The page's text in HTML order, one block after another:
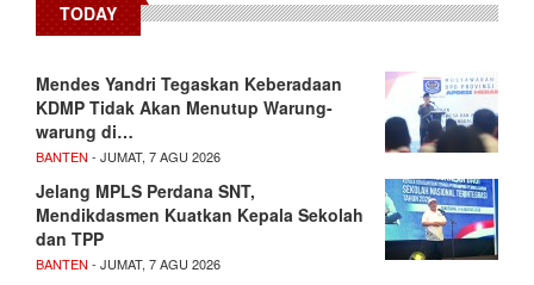
TODAY
Mendes Yandri Tegaskan Keberadaan
KDMP Tidak Akan Menutup Warung-
warung di…
BANTEN - JUMAT, 7 AGU 2026
Jelang MPLS Perdana SNT,
Mendikdasmen Kuatkan Kepala Sekolah
dan TPP
BANTEN - JUMAT, 7 AGU 2026